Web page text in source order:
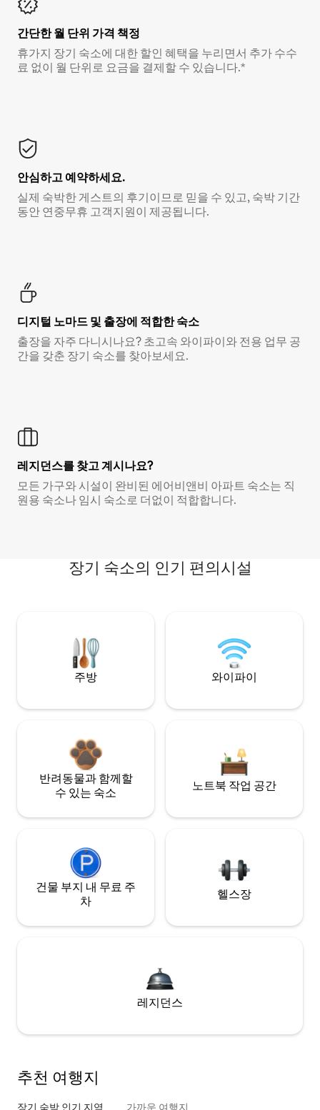
간단한 월 단위 가격 책정
휴가지 장기 숙소에 대한 할인 혜택을 누리면서 추가 수수
료 없이 월 단위로 요금을 결제할 수 있습니다.*
안심하고 예약하세요.
실제 숙박한 게스트의 후기이므로 믿을 수 있고, 숙박 기간
동안 연중무휴 고객지원이 제공됩니다.
디지털 노마드 및 출장에 적합한 숙소
출장을 자주 다니시나요? 초고속 와이파이와 전용 업무 공
간을 갖춘 장기 숙소를 찾아보세요.
레지던스를 찾고 계시나요?
모든 가구와 시설이 완비된 에어비앤비 아파트 숙소는 직
원용 숙소나 임시 숙소로 더없이 적합합니다.
장기 숙소의 인기 편의시설
주방 와이파이
반려동물과 함께할
수 있는 숙소
노트북 작업 공간
건물 부지 내 무료 주
차
헬스장
레지던스
추천 여행지
장기 숙박 인기 지역 가까운 여행지